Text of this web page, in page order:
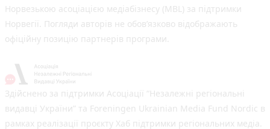
Норвезькою асоціацією медіабізнесу (MBL) за підтримки
Норвегії. Погляди авторів не обов’язково відображають
офіційну позицію партнерів програми.
Здійснено за підтримки Асоціації “Незалежні регіональні
видавці України” та Foreningen Ukrainian Media Fund Nordic в
рамках реалізації проєкту Хаб підтримки регіональних медіа.